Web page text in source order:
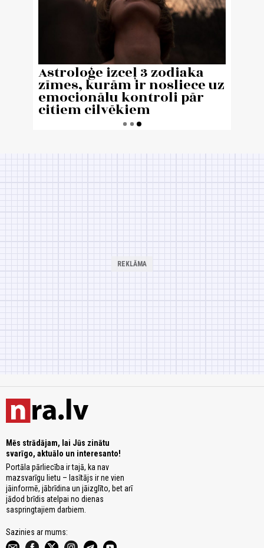
Mēs strādājam, lai Jūs zinātu
svarīgo, aktuālo un interesanto!
Portāla pārliecība ir tajā, ka nav
mazsvarīgu lietu – lasītājs ir ne vien
jāinformē, jābrīdina un jāizglīto, bet arī
jādod brīdis atelpai no dienas
saspringtajiem darbiem.
Sazinies ar mums: